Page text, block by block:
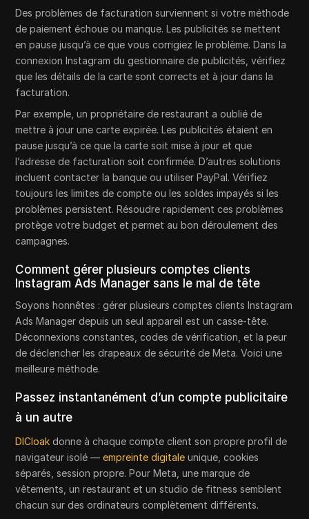
Des problèmes de facturation surviennent si votre méthode
de paiement échoue ou manque. Les publicités se mettent
en pause jusqu’à ce que vous corrigiez le problème. Dans la
connexion Instagram du gestionnaire de publicités, vérifiez
que les détails de la carte sont corrects et à jour dans la
facturation.
Par exemple, un propriétaire de restaurant a oublié de
mettre à jour une carte expirée. Les publicités étaient en
pause jusqu’à ce que la carte soit mise à jour et que
l’adresse de facturation soit confirmée. D’autres solutions
incluent contacter la banque ou utiliser PayPal. Vérifiez
toujours les limites de compte ou les soldes impayés si les
problèmes persistent. Résoudre rapidement ces problèmes
protège votre budget et permet au bon déroulement des
campagnes.
Comment gérer plusieurs comptes clients
Instagram Ads Manager sans le mal de tête
Soyons honnêtes : gérer plusieurs comptes clients Instagram
Ads Manager depuis un seul appareil est un casse-tête.
Déconnexions constantes, codes de vérification, et la peur
de déclencher les drapeaux de sécurité de Meta. Voici une
meilleure méthode.
Passez instantanément d’un compte publicitaire
à un autre
DICloak donne à chaque compte client son propre profil de
navigateur isolé —empreinte digitale unique, cookies
séparés, session propre. Pour Meta, une marque de
vêtements, un restaurant et un studio de fitness semblent
chacun sur des ordinateurs complètement différents.